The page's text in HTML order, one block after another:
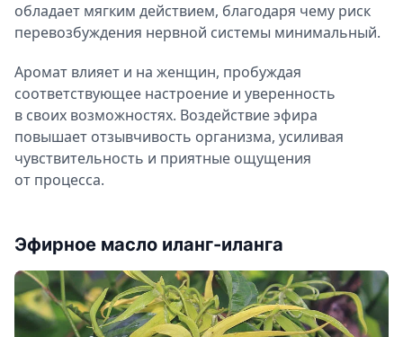
обладает мягким действием, благодаря чему риск
перевозбуждения нервной системы минимальный.
Аромат влияет и на женщин, пробуждая
соответствующее настроение и уверенность
в своих возможностях. Воздействие эфира
повышает отзывчивость организма, усиливая
чувствительность и приятные ощущения
от процесса.
Эфирное масло иланг-иланга